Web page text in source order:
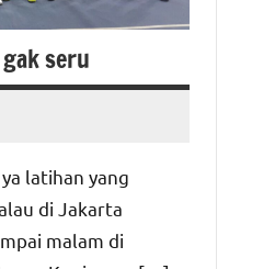
seru
latihan yang
di Jakarta
malam di